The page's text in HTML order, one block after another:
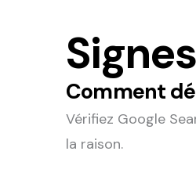
Comment
Vérifiez Google
la raison.